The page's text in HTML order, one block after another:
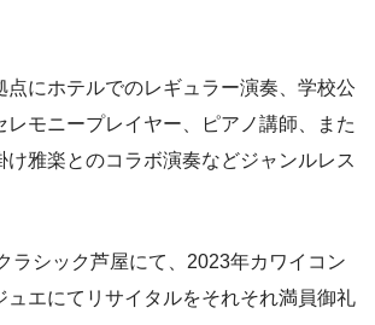
点にホテルでのレギュラー演奏、学校公
レモニープレイヤー、ピアノ講師、また
け雅楽とのコラボ演奏などジャンルレス
ラシック芦屋にて、2023年カワイコン
ュエにてリサイタルをそれそれ満員御礼